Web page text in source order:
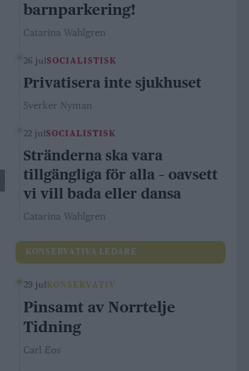
barnparkering!
Catarina Wahlgren
26 julSOCIALISTISK
Privatisera inte sjukhuset
Sverker Nyman
22 julSOCIALISTISK
Stränderna ska vara
tillgängliga för alla – oavsett
vi vill bada eller dansa
Catarina Wahlgren
KONSERVATIVA LEDARE
29 jul KONSERVATIV
Pinsamt av Norrtelje
Tidning
Carl Eos